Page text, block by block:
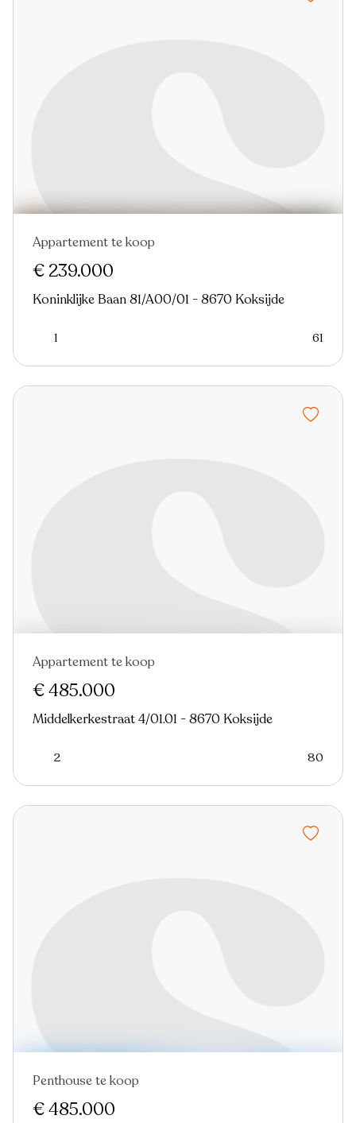
Nieuw
Appartement te koop
€ 239.000
Koninklijke Baan 81/A00/01 - 8670 Koksijde
1 61
Nieuw
Appartement te koop
€ 485.000
Middelkerkestraat 4/01.01 - 8670 Koksijde
2 80
Nieuw
Penthouse te koop
€ 485.000